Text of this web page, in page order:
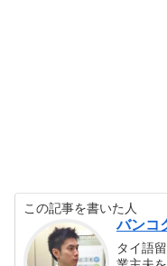
この記事を書いた人
バンコ
タイ語